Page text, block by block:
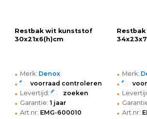
Restbak wit kunststof
30x21x6(h)cm
• Merk: Denox
• voorraad controleren
• Levertijd: zoeken
• Garantie: 1 jaar
• Art.nr: EMG-600010
• Merk:
•
•
•
• Art.nr: